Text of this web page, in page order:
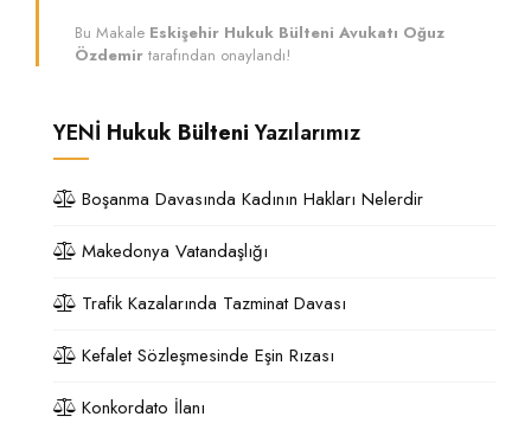
Bu Makale Eskişehir Hukuk Bülteni Avukatı Oğuz
Özdemir tarafından onaylandı!
YENİ Hukuk BülteniYazılarımız
Boşanma Davasında Kadının Hakları Nelerdir
Makedonya Vatandaşlığı
Trafik Kazalarında Tazminat Davası
Kefalet Sözleşmesinde Eşin Rızası
Konkordato İlanı